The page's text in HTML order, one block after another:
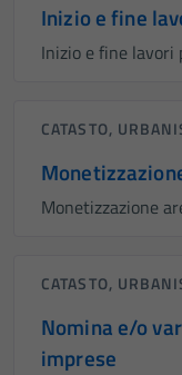
Inizio e fine
Inizio e fine lavori
CATASTO,
Monetizzazione
CATASTO,
Nomina e/o
imprese